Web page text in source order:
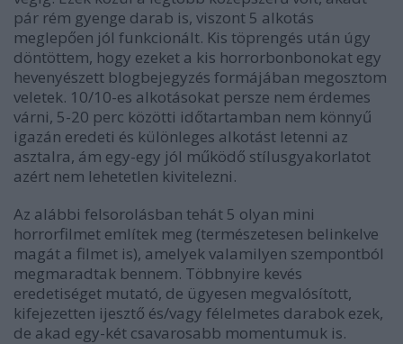
pár rém gyenge darab is, viszont 5 alkotás
meglepően jól funkcionált. Kis töprengés után úgy
döntöttem, hogy ezeket a kis horrorbonbonokat egy
hevenyészett blogbejegyzés formájában megosztom
veletek. 10/10-es alkotásokat persze nem érdemes
várni, 5-20 perc közötti időtartamban nem könnyű
igazán eredeti és különleges alkotást letenni az
asztalra, ám egy-egy jól működő stílusgyakorlatot
azért nem lehetetlen kivitelezni.
Az alábbi felsorolásban tehát 5 olyan mini
horrorfilmet említek meg (természetesen belinkelve
magát a filmet is), amelyek valamilyen szempontból
megmaradtak bennem. Többnyire kevés
eredetiséget mutató, de ügyesen megvalósított,
kifejezetten ijesztő és/vagy félelmetes darabok ezek,
de akad egy-két csavarosabb momentumuk is.